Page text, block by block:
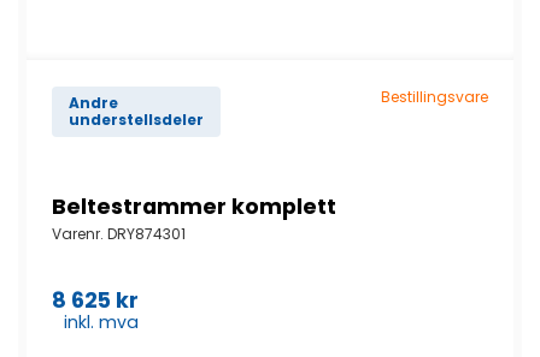
Andre
understellsdeler
Bestillingsvare
Beltestrammer komplett
Varenr. DRY874301
8 625 kr
inkl. mva